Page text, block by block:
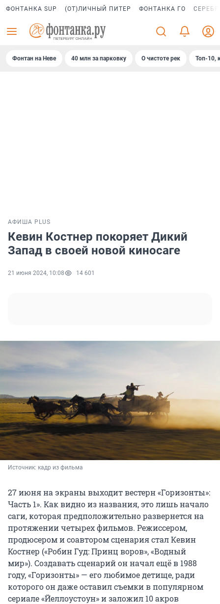
ФОНТАНКА SUP (ОТ)ЛИЧНЫЙ ПИТЕР ФОНТАНКА ГО
Фонтан на Неве 40 млн за парковку О чистоте рек Топ-10,
АФИША PLUS
Кевин Костнер покоряет Дикий
Запад в своей новой киносаге
21 июня 2024, 10:08 14 601
Источник: кадр из фильма
27 июня на экраны выходит вестерн «Горизонты»:
Часть 1». Как видно из названия, это лишь начало
саги, которая предположительно развернется на
протяжении четырех фильмов. Режиссером,
продюсером и соавтором сценария стал Кевин
Костнер («Робин Гуд: Принц воров», «Водный
мир»). Создавать сценарий он начал ещё в 1988
году, «Горизонты» — его любимое детище, ради
которого он даже оставил съемки в популярном
сериале «Йеллоустоун» и заложил 10 акров